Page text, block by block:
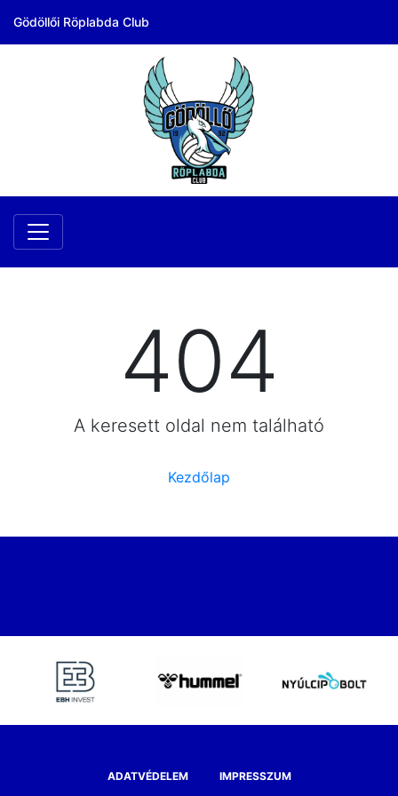
Gödöllői Röplabda Club
404
A keresett oldal nem található
Kezdőlap
ADATVÉDELEM IMPRESSZUM